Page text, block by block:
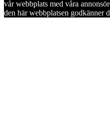
vår webbplats med våra
den här webbplatsen godkänner